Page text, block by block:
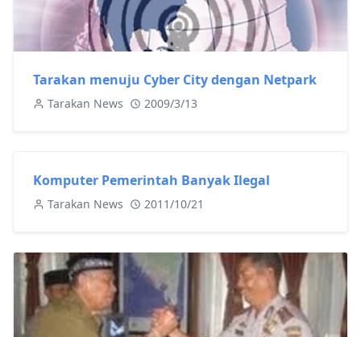
Tarakan menuju Cyber City dengan Netpark
Tarakan News 2009/3/13
Komputer Pemerintah Banyak Ilegal
Tarakan News 2011/10/21